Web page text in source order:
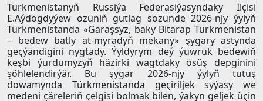
Türkmenistanyň Russiýa Federasiýasyndaky Ilçisi
E.Aýdogdyýew özüniň gutlag sözünde 2026-njy ýylyň
Türkmenistanda «Garaşsyz, baky Bitarap Türkmenistan
– bedew batly at-myradyň mekany» şygary astynda
geçýändigini nygtady. Ýyldyrym deý ýüwrük bedewiň
keşbi ýurdumyzyň häzirki wagtdaky ösüş depginini
şöhlelendirýär. Bu şygar 2026-njy ýylyň tutuş
dowamynda Türkmenistanda geçiriljek syýasy we
medeni çäreleriň çelgisi bolmak bilen, ýakyn geljek üçin